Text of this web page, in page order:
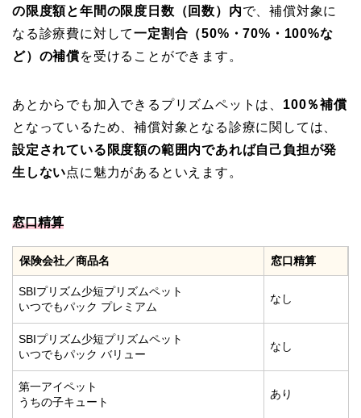
の限度額と年間の限度日数（回数）内で、補償対象に
なる診療費に対して一定割合（50%・70%・100%な
ど）の補償を受けることができます。
あとからでも加入できるプリズムペットは、 100％補償
となっているため、補償対象となる診療に関しては、
設定されている限度額の範囲内であれば自己負担が発
生しない点に魅力があるといえます。
窓口精算
保険会社／商品名 窓口精算
SBIプリズム少短プリズムペット
いつでもパック プレミアム
なし
SBIプリズム少短プリズムペット
いつでもパック バリュー
なし
第一アイペット
うちの子キュート
あり